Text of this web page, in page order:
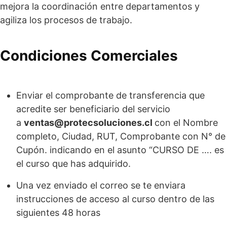
mejora la coordinación entre departamentos y
agiliza los procesos de trabajo.
Condiciones Comerciales
Enviar el comprobante de transferencia que
acredite ser beneficiario del servicio
a ventas@protecsoluciones.cl con el Nombre
completo, Ciudad, RUT, Comprobante con N° de
Cupón. indicando en el asunto “CURSO DE …. es
el curso que has adquirido.
Una vez enviado el correo se te enviara
instrucciones de acceso al curso dentro de las
siguientes 48 horas